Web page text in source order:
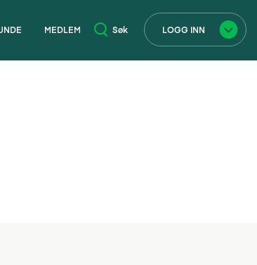
MEDLEM Søk LOGG INN